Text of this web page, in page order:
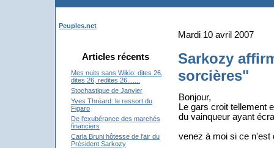
Peuples.net
Articles récents
Mes nuits sans Wikio: dites 26,
dites 26, redites 26.......
Stochastique de Janvier
Yves Thréard: le ressort du
Figaro
De l'exubérance des marchés
financiers
Carla Bruni hôtesse de l'air du
Président Sarkozy
Mardi 10 avril 2007
Sarkozy
sorcières"
Bonjour,
Le gars croit tellement
du vainqueur ayant
venez à moi si ce n'est